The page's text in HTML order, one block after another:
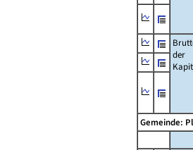
der
Gemeinde: